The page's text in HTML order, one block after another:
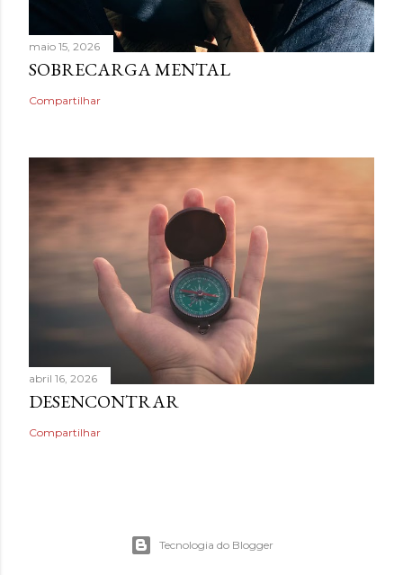
maio 15, 2026
SOBRECARGA MENTAL
Compartilhar
abril 16, 2026
DESENCONTRAR
Compartilhar
Tecnologia do Blogger